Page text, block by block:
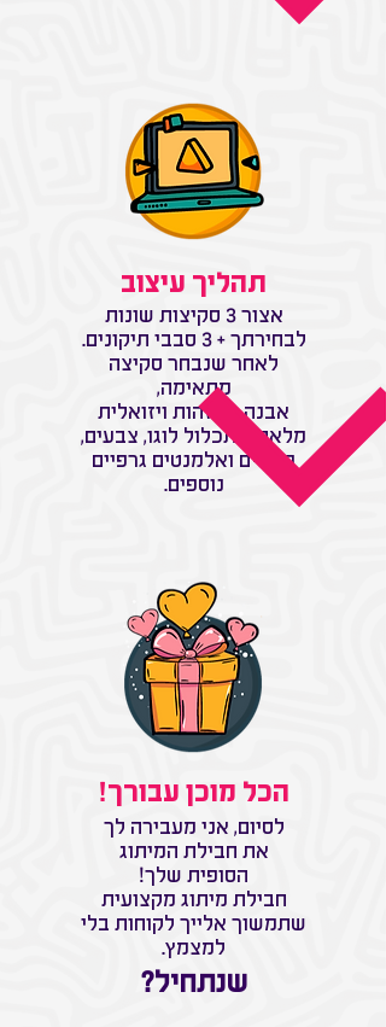
תהליך עיצוב
אצור 3 סקיצות שונות
לבחירתך + 3 סבבי תיקונים.
לאחר שנבחר סקיצה
מתאימה,
אבנה לך זהות ויזואלית
מלאה שתכלול לוגו, צבעים,
פונטים ואלמנטים גרפיים
נוספים.
הכל מוכן עבורך!
לסיום, אני מעבירה לך
את חבילת המיתוג
הסופית שלך!
חבילת מיתוג מקצועית
שתמשוך אלייך לקוחות בלי
למצמץ.
שנתחיל?